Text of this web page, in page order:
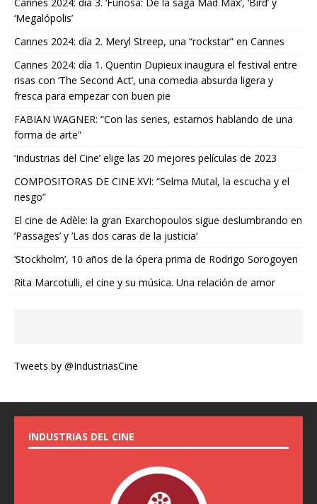
‘Megalópolis’
Cannes 2024: día 2. Meryl Streep, una “rockstar” en Cannes
Cannes 2024: día 1. Quentin Dupieux inaugura el festival entre
risas con ‘The Second Act’, una comedia absurda ligera y
fresca para empezar con buen pie
FABIAN WAGNER: “Con las series, estamos hablando de una
forma de arte”
‘Industrias del Cine’ elige las 20 mejores películas de 2023
COMPOSITORAS DE CINE XVI: “Selma Mutal, la escucha y el
riesgo”
El cine de Adèle: la gran Exarchopoulos sigue deslumbrando en
’Passages’ y ’Las dos caras de la justicia’
‘Stockholm’, 10 años de la ópera prima de Rodrigo Sorogoyen
Rita Marcotulli, el cine y su música. Una relación de amor
Tweets by @IndustriasCine
INDUSTRIAS DEL CINE